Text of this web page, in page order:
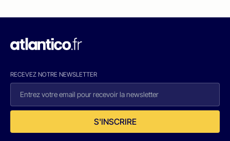
RECEVEZ NOTRE NEWSLETTER
S'INSCRIRE